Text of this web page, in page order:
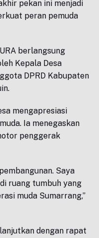
pekan ini menjadi
peran pemuda
berlangsung
Kepala Desa
DPRD Kabupaten
mengapresiasi
Ia menegaskan
penggerak
Saya
ruang tumbuh yang
muda Sumarrang,”
dengan rapat